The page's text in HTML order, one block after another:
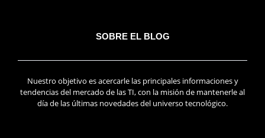
SOBRE EL BLOG
Nuestro objetivo es acercarle las principales informaciones y
tendencias del mercado de las TI, con la misión de mantenerle al
día de las últimas novedades del universo tecnológico.